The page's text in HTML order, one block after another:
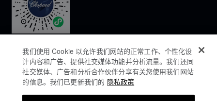
我们使用 Cookie 以允许我们网站的正常工作、个性化设
计内容和广告、提供社交媒体功能并分析流量。我们还同
社交媒体、广告和分析合作伙伴分享有关您使用我们网站
的信息。我们已更新我们的 隐私政策